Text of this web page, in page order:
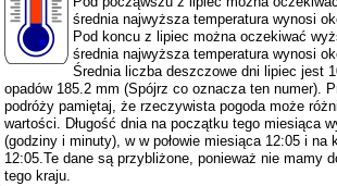
średnia najwyższa temperatura wynosi
Pod koncu z lipiec można oczekiwać
średnia najwyższa temperatura wynosi
Średnia liczba deszczowe dni lipiec jest
opadów 185.2 mm (Spójrz co oznacza ten numer).
podróży pamiętaj, że rzeczywista pogoda może
wartości. Długość dnia na początku tego miesiąca
(godziny i minuty), w w połowie miesiąca 12:05 i na
12:05.Te dane są przybliżone, ponieważ nie mamy
tego kraju.